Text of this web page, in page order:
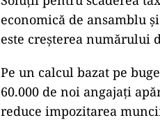
economică de ansamblu
este creșterea numărului
Pe un calcul bazat pe
60.000 de noi angajați
reduce impozitarea